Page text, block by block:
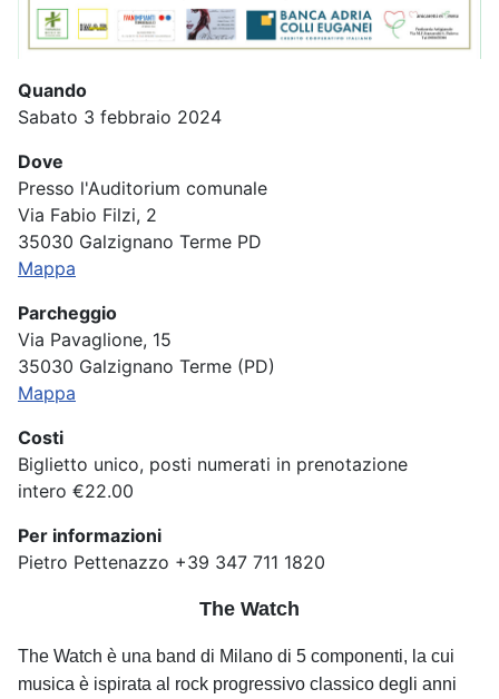
Quando
Sabato 3 febbraio 2024
Dove
Presso l'Auditorium comunale
Via Fabio Filzi, 2
35030 Galzignano Terme PD
Mappa
Parcheggio
Via Pavaglione, 15
35030 Galzignano Terme (PD)
Mappa
Costi
Biglietto unico, posti numerati in prenotazione
intero €22.00
Per informazioni
Pietro Pettenazzo +39 347 711 1820
The Watch
The Watch è una band di Milano di 5 componenti, la cui
musica è ispirata al rock progressivo classico degli anni